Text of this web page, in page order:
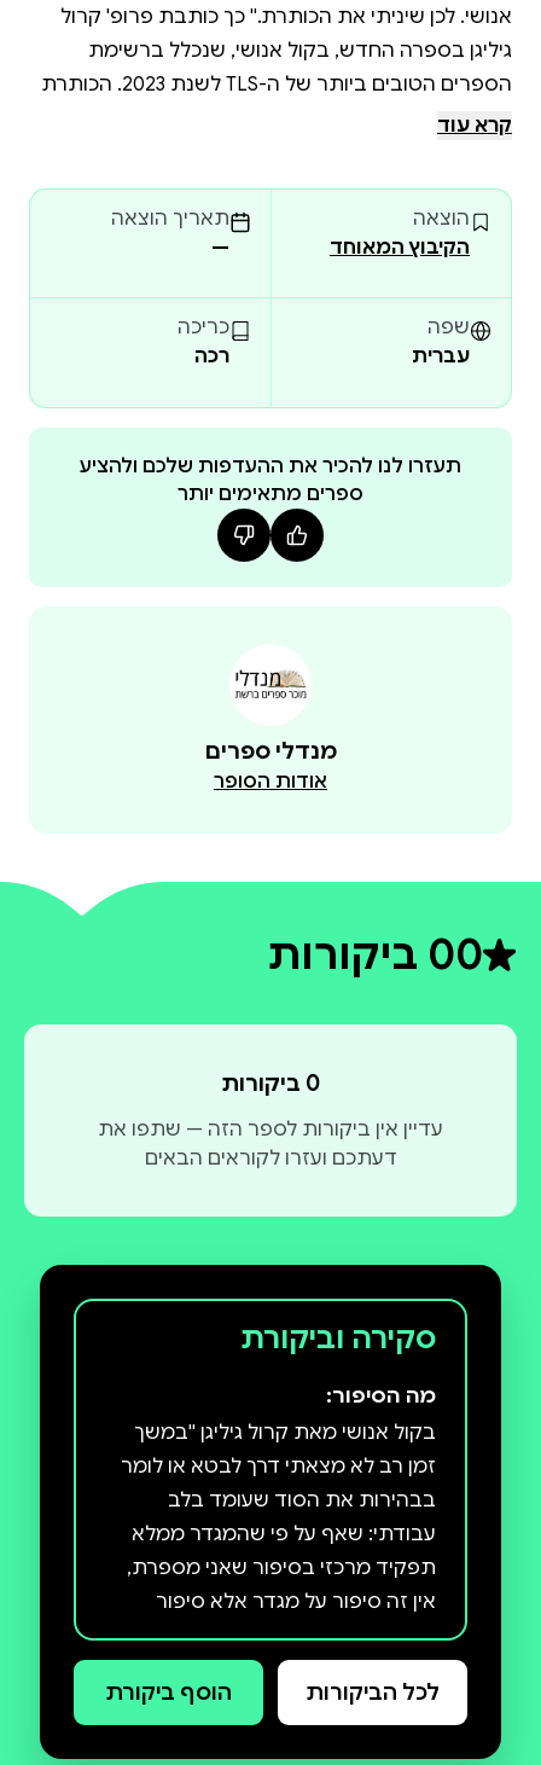
אנושי. לכן שיניתי את הכותרת.'' כך כותבת פרופ' קרול
גיליגן בספרה החדש, בקול אנושי, שנכלל ברשימת
הספרים הטובים ביותר של ה-TLS לשנת 2023. הכותרת
''בקול אנושי'' מחליפה את המושג ''בקול שונה'' שטבעה
אומרת עכשיו גיליגן, אינו שונה מן ''הקול הגברי'' אלא
מהקול הפטריארכלי, זה התובע
קרא עוד
הוצאה
הקיבוץ המאוחד
תאריך הוצאה
—
שפה
עברית
כריכה
רכה
תעזרו לנו להכיר את ההעדפות שלכם ולהציע
ספרים מתאימים יותר
מנדלי ספרים
אודות הסופר
0דירוג ממוצע 0 מתוך 5
0 ביקורות
0 ביקורות
עדיין אין ביקורות לספר הזה — שתפו את
דעתכם ועזרו לקוראים הבאים
סקירה וביקורת
מה הסיפור:
בקול אנושי מאת קרול גיליגן ''במשך
זמן רב לא מצאתי דרך לבטא או לומר
בבהירות את הסוד שעומד בלב
עבודתי: שאף על פי שהמגדר ממלא
תפקיד מרכזי בסיפור שאני מספרת,
אין זה סיפור על מגדר אלא סיפור
אנושי. לכן שיניתי את הכותרת.'' כך
כותבת פרופ' קרול גיליגן בספרה
החדש, בקול אנושי, שנכלל ברשימת
לכל הביקורות הוסף ביקורת